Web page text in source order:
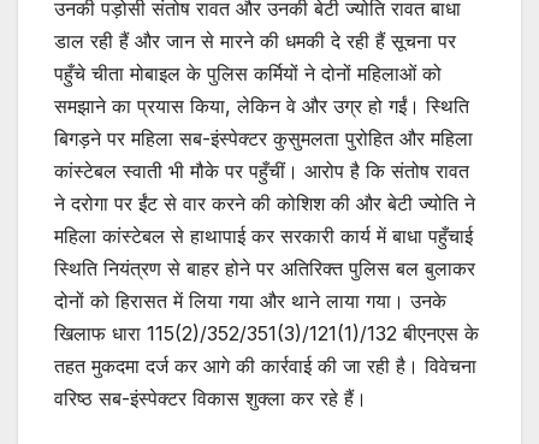
उनकी पड़ोसी संतोष रावत और उनकी बेटी ज्योति रावत बाधा
डाल रही हैं और जान से मारने की धमकी दे रही हैं सूचना पर
पहुँचे चीता मोबाइल के पुलिस कर्मियों ने दोनों महिलाओं को
समझाने का प्रयास किया, लेकिन वे और उग्र हो गईं। स्थिति
बिगड़ने पर महिला सब-इंस्पेक्टर कुसुमलता पुरोहित और महिला
कांस्टेबल स्वाती भी मौके पर पहुँचीं। आरोप है कि संतोष रावत
ने दरोगा पर ईंट से वार करने की कोशिश की और बेटी ज्योति ने
महिला कांस्टेबल से हाथापाई कर सरकारी कार्य में बाधा पहुँचाई
स्थिति नियंत्रण से बाहर होने पर अतिरिक्त पुलिस बल बुलाकर
दोनों को हिरासत में लिया गया और थाने लाया गया। उनके
खिलाफ धारा 115(2)/352/351(3)/121(1)/132 बीएनएस के
तहत मुकदमा दर्ज कर आगे की कार्रवाई की जा रही है। विवेचना
वरिष्ठ सब-इंस्पेक्टर विकास शुक्ला कर रहे हैं।